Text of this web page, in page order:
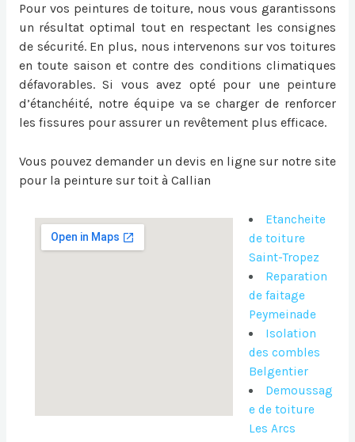
Pour vos peintures de toiture, nous vous garantissons
un résultat optimal tout en respectant les consignes
de sécurité. En plus, nous intervenons sur vos toitures
en toute saison et contre des conditions climatiques
défavorables. Si vous avez opté pour une peinture
d’étanchéité, notre équipe va se charger de renforcer
les fissures pour assurer un revêtement plus efficace.
Vous pouvez demander un devis en ligne sur notre site
pour la peinture sur toit à Callian
Etancheite
de toiture
Saint-Tropez
Reparation
de faitage
Peymeinade
Isolation
des combles
Belgentier
Demoussag
e de toiture
Les Arcs